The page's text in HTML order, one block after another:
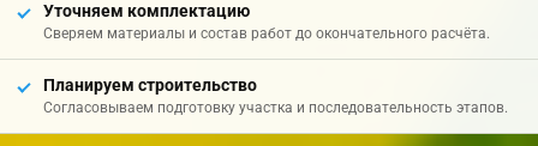
Уточняем комплектацию
Сверяем материалы и состав работ до окончательного расчёта.
Планируем строительство
Согласовываем подготовку участка и последовательность этапов.